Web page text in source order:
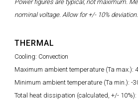
Power figures are typical, not maximum.
nominal voltage. Allow for +/- 10%
THERMAL
Cooling: Convection
Maximum ambient temperature (Ta max.):
Minimum ambient temperature (Ta min.): -
Total heat dissipation (calculated, +/- 10%):